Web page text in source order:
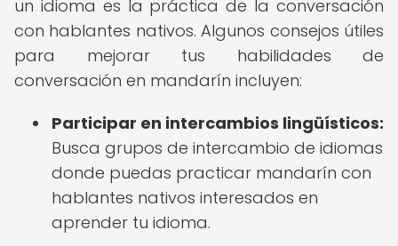
un idioma es la práctica de la conversación
con hablantes nativos. Algunos consejos útiles
para mejorar tus habilidades de
conversación en mandarín incluyen:
Participar en intercambios lingüísticos:
Busca grupos de intercambio de idiomas
donde puedas practicar mandarín con
hablantes nativos interesados en
aprender tu idioma.